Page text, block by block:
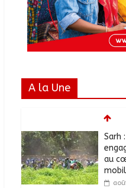
A la Une
Sarh
au